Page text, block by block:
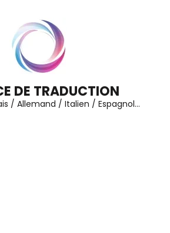
DE TRADUCTION
/ Allemand / Italien / Espagnol…